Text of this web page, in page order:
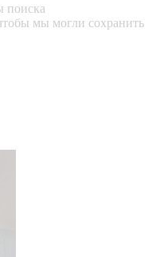
поиска
мы могли сохранить